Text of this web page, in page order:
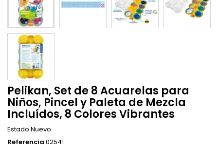
Pelikan, Set de 8 Acuarelas para
Niños, Pincel y Paleta de Mezcla
Incluídos, 8 Colores Vibrantes
Estado Nuevo
Referencia 02541